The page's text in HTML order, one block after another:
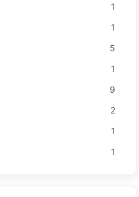
1
1
5
1
9
2
1
1